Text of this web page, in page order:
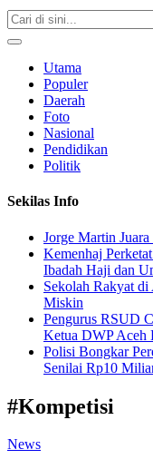
Utama
Populer
Daerah
Foto
Nasional
Pendidikan
Politik
Sekilas Info
Jorge Martin
Kemenhaj
Ibadah Haji dan
Sekolah Rakyat
Miskin
Pengurus RSUD
Ketua DWP Aceh
Polisi Bongkar
Senilai Rp10
#Kompetisi
News